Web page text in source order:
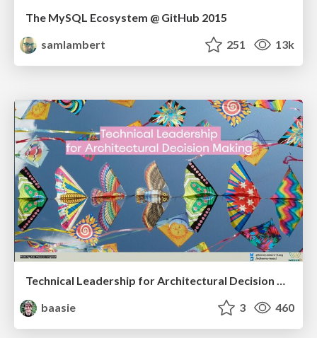
The MySQL Ecosystem @ GitHub 2015
samlambert
251 13k
Technical Leadership for Architectural Decision Making
baasie
3 460